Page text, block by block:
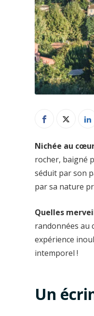
Nichée au
rocher, baigné
séduit par son
par sa nature
Quelles
randonnées au
expérience
intemporel !
Un